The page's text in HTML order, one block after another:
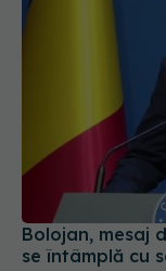
Bolojan, mesaj
se întâmplă cu